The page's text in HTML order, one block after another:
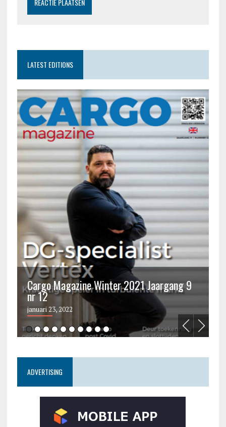
LATEST EDITIONS
Cargo Magazine Winter 2021 Jaargang 9
nr 12
januari 23, 2022
ADVERTISING